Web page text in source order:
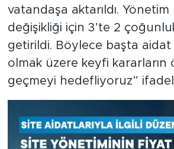
vatandaşa aktarıldı. Yönetim
değişikliği için 3’te 2
getirildi. Böylece başta aidat
olmak üzere keyfi kararların
geçmeyi hedefliyoruz”